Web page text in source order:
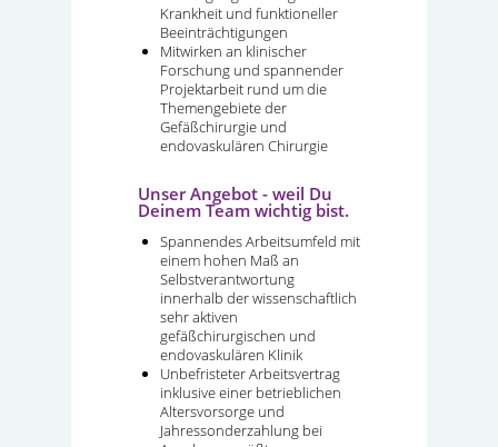
Krankheit und funktioneller
Beeinträchtigungen
Mitwirken an klinischer
Forschung und spannender
Projektarbeit rund um die
Themengebiete der
Gefäßchirurgie und
endovaskulären Chirurgie
Unser Angebot - weil Du
Deinem Team wichtig bist.
Spannendes Arbeitsumfeld mit
einem hohen Maß an
Selbstverantwortung
innerhalb der wissenschaftlich
sehr aktiven
gefäßchirurgischen und
endovaskulären Klinik
Unbefristeter Arbeitsvertrag
inklusive einer betrieblichen
Altersvorsorge und
Jahressonderzahlung bei